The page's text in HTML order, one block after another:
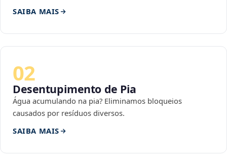
SAIBA MAIS
02
Desentupimento de Pia
Água acumulando na pia? Eliminamos bloqueios
causados por resíduos diversos.
SAIBA MAIS